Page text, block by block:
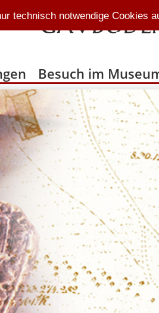
Besuch im
technisch notwendige Cookies